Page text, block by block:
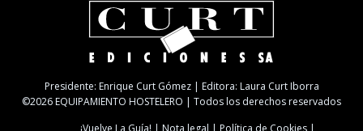
Presidente: Enrique Curt Gómez | Editora: Laura Curt Iborra
©2026 EQUIPAMIENTO HOSTELERO | Todos los derechos reservados
¡Vuelve La Guía!
Nota legal
Política de Cookies